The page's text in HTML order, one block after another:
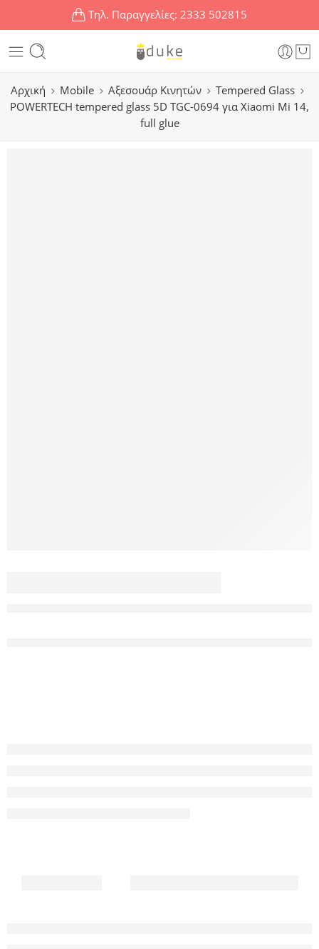
Τηλ. Παραγγελίες: 2333 502815
Αρχική Mobile Αξεσουάρ Κινητών
Tempered Glass
POWERTECH tempered glass 5D TGC-0694 για Xiaomi Mi 14,
full glue